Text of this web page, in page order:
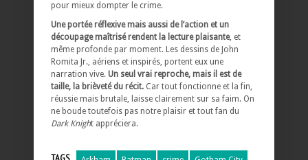
pour mieux dompter le crime.
Une portée réflexive mais aussi de l’action et un
découpage maîtrisé rendent la lecture plaisante, et
même profonde par moment. Les dessins de John
Romita Jr., aériens et inspirés, portent eux une
narration vive. Un seul vrai reproche, mais il est de
taille, la brièveté du récit. Car tout fonctionne et la fin,
réussie mais brutale, laisse clairement sur sa faim. On
ne boude toutefois pas notre plaisir et tout fan du
Dark Knight appréciera.